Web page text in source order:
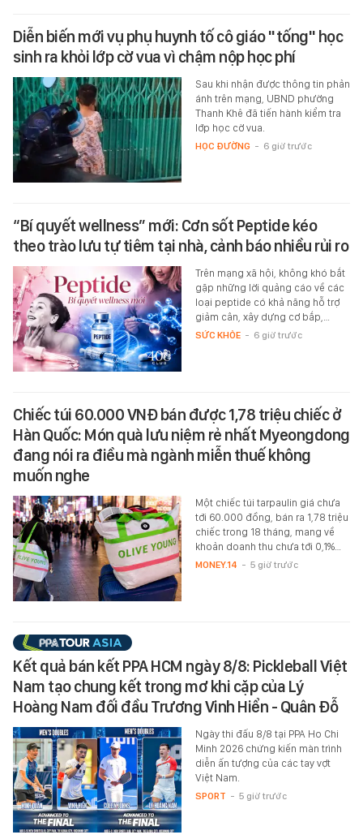
Diễn biến mới vụ phụ huynh tố cô giáo "tống" học
sinh ra khỏi lớp cờ vua vì chậm nộp học phí
Sau khi nhận được thông tin phản
ánh trên mạng, UBND phường
Thanh Khê đã tiến hành kiểm tra
lớp học cờ vua.
HỌC ĐƯỜNG - 6 giờ trước
“Bí quyết wellness” mới: Cơn sốt Peptide kéo
theo trào lưu tự tiêm tại nhà, cảnh báo nhiều rủi ro
Trên mạng xã hội, không khó bắt
gặp những lời quảng cáo về các
loại peptide có khả năng hỗ trợ
giảm cân, xây dựng cơ bắp,…
SỨC KHỎE - 6 giờ trước
Chiếc túi 60.000 VNĐ bán được 1,78 triệu chiếc ở
Hàn Quốc: Món quà lưu niệm rẻ nhất Myeongdong
đang nói ra điều mà ngành miễn thuế không
muốn nghe
Một chiếc túi tarpaulin giá chưa
tới 60.000 đồng, bán ra 1,78 triệu
chiếc trong 18 tháng, mang về
khoản doanh thu chưa tới 0,1%…
MONEY.14 - 5 giờ trước
Kết quả bán kết PPA HCM ngày 8/8: Pickleball Việt
Nam tạo chung kết trong mơ khi cặp của Lý
Hoàng Nam đối đầu Trương Vinh Hiển - Quân Đỗ
Ngày thi đấu 8/8 tại PPA Ho Chi
Minh 2026 chứng kiến màn trình
diễn ấn tượng của các tay vợt
Việt Nam.
SPORT - 5 giờ trước